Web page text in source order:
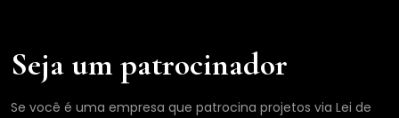
Seja um patrocinador
Se você é uma empresa que patrocina projetos via Lei de